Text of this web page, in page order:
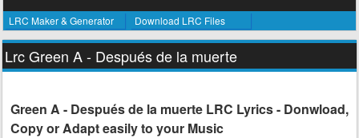
LRC Maker & Generator Download LRC Files
Lrc Green A - Después de la muerte
Green A - Después de la muerte LRC Lyrics - Donwload,
Copy or Adapt easily to your Music